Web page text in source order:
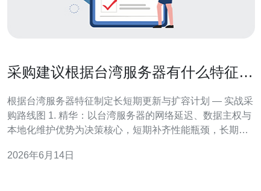
采购建议根据台湾服务器有什么特征制
根据台湾服务器特征制定长短期更新与扩容计划 — 实战采
购路线图 1. 精华：以台湾服务器的网络延迟、数据主权与
本地化维护优势为决策核心，短期补齐性能瓶颈，长期建
KPI（CPU%/IOPS/带宽利用率），并把更新计划拆成0–6
2026年6月14日